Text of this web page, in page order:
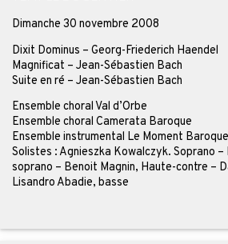
Dimanche 30 novembre 2008
Dixit Dominus – Georg-Friederich Haendel
Magnificat – Jean-Sébastien Bach
Suite en ré – Jean-Sébastien Bach
Ensemble choral Val d’Orbe
Ensemble choral Camerata Baroque
Ensemble instrumental Le Moment Baroque
Solistes : Agnieszka Kowalczyk. Soprano –
soprano – Benoit Magnin, Haute-contre –
Lisandro Abadie, basse